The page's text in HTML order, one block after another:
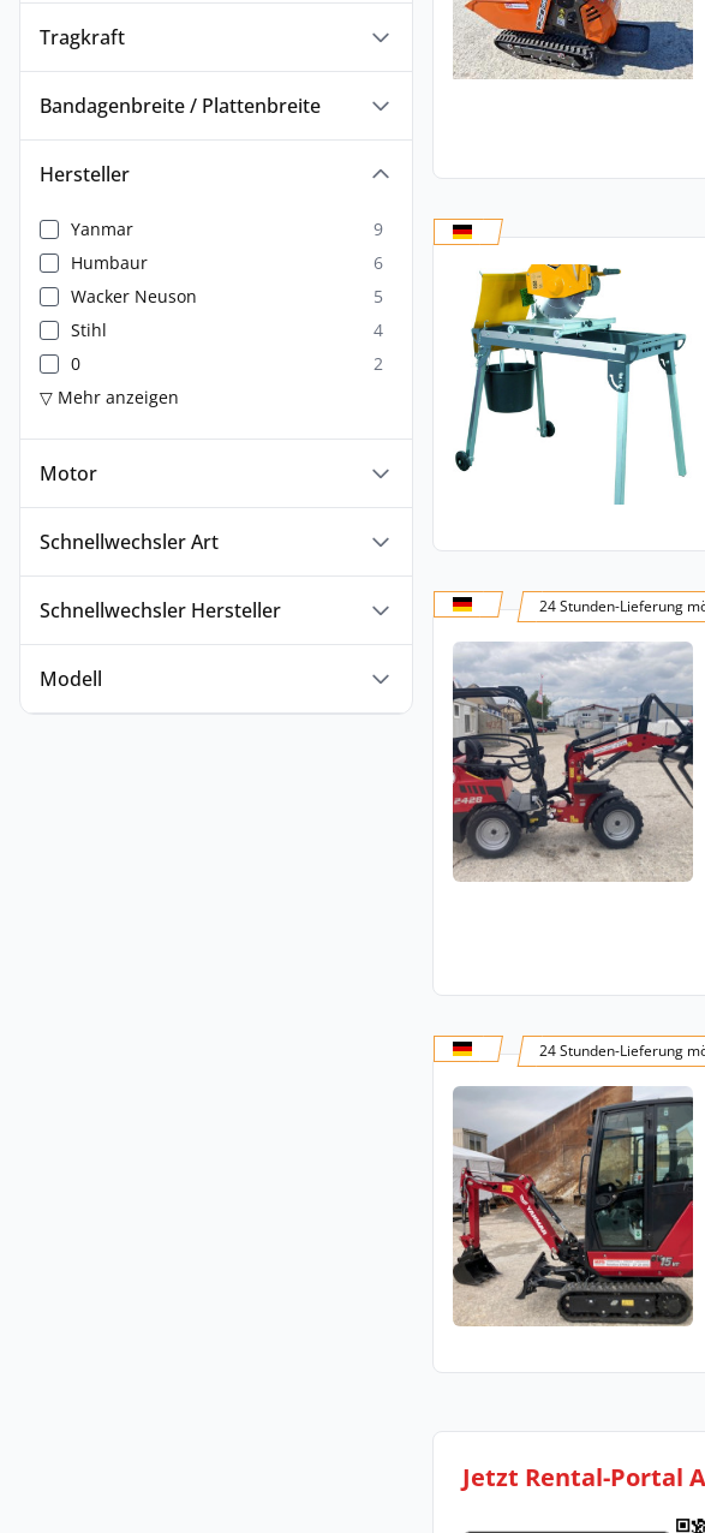
Tragkraft
Bandagenbreite / Plattenbreite
Hersteller
Yanmar
9
Humbaur
6
Wacker Neuson
5
Stihl
4
0
2
▽ Mehr anzeigen
Motor
Schnellwechsler Art
Schnellwechsler Hersteller
Modell
24 Stunden-Lieferung
24 Stunden-Lieferung
Jetzt Rental-Portal